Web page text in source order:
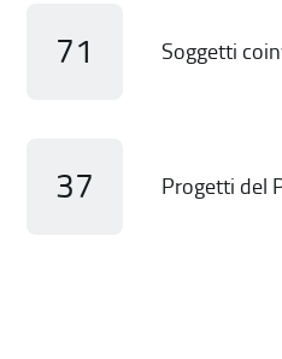
71 Soggetti
37 Progetti del